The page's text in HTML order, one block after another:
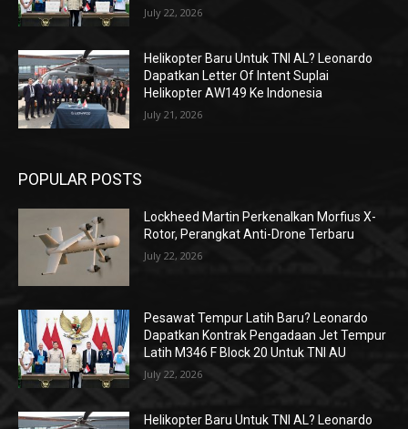
July 22, 2026
Helikopter Baru Untuk TNI AL? Leonardo
Dapatkan Letter Of Intent Suplai
Helikopter AW149 Ke Indonesia
July 21, 2026
POPULAR POSTS
Lockheed Martin Perkenalkan Morfius X-
Rotor, Perangkat Anti-Drone Terbaru
July 22, 2026
Pesawat Tempur Latih Baru? Leonardo
Dapatkan Kontrak Pengadaan Jet Tempur
Latih M346 F Block 20 Untuk TNI AU
July 22, 2026
Helikopter Baru Untuk TNI AL? Leonardo